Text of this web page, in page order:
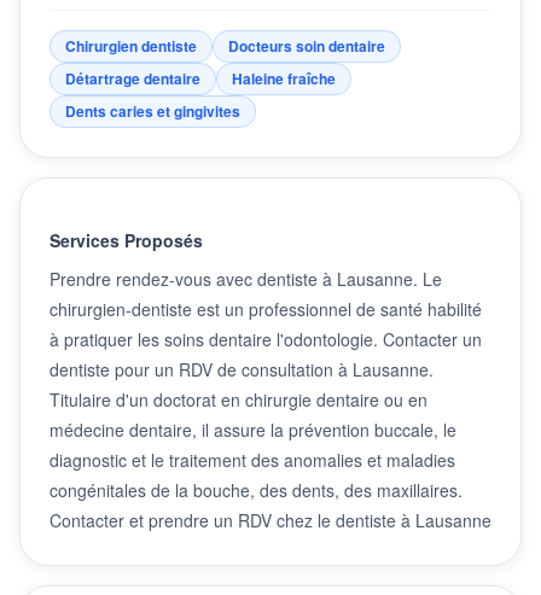
Chirurgien dentiste
Docteurs soin dentaire
Détartrage dentaire
Haleine fraîche
Dents caries et gingivites
Services Proposés
Prendre rendez-vous avec dentiste à Lausanne. Le
chirurgien-dentiste est un professionnel de santé habilité
à pratiquer les soins dentaire l'odontologie. Contacter un
dentiste pour un RDV de consultation à Lausanne.
Titulaire d'un doctorat en chirurgie dentaire ou en
médecine dentaire, il assure la prévention buccale, le
diagnostic et le traitement des anomalies et maladies
congénitales de la bouche, des dents, des maxillaires.
Contacter et prendre un RDV chez le dentiste à Lausanne